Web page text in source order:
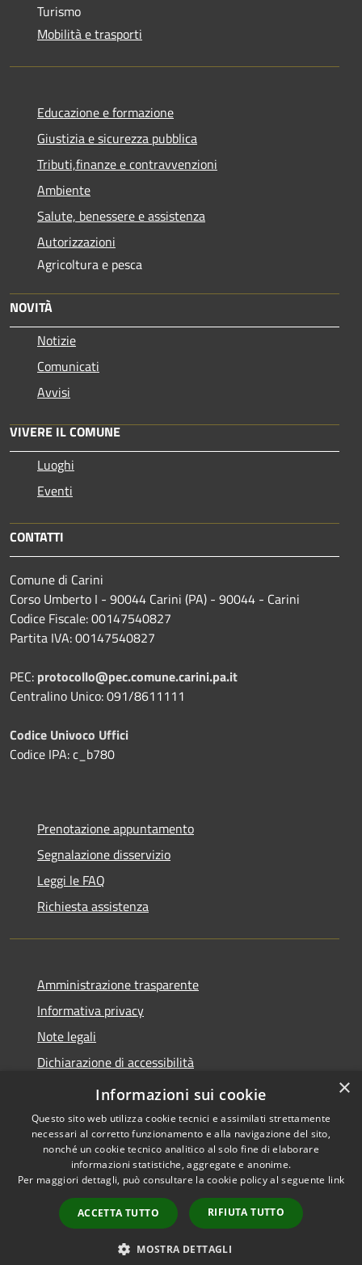
Turismo
Mobilità e trasporti
Educazione e formazione
Giustizia e sicurezza pubblica
Tributi,finanze e contravvenzioni
Ambiente
Salute, benessere e assistenza
Autorizzazioni
Agricoltura e pesca
NOVITÀ
Notizie
Comunicati
Avvisi
VIVERE IL COMUNE
Luoghi
Eventi
CONTATTI
Comune di Carini
Corso Umberto I - 90044 Carini (PA) - 90044 - Carini
Codice Fiscale: 00147540827
Partita IVA: 00147540827
PEC: protocollo@pec.comune.carini.pa.it
Centralino Unico: 091/8611111
Codice Univoco Uffici
Codice IPA: c_b780
Prenotazione appuntamento
Segnalazione disservizio
Leggi le FAQ
Richiesta assistenza
Amministrazione trasparente
Informativa privacy
Note legali
Dichiarazione di accessibilità
Privacy e protezione dei dati
Accessibilità
Copyright © 2026 • Comune di
Carini • Powered by
Municipium•
Accesso
redazione
×
Informazioni sui cookie
Questo sito web utilizza cookie tecnici e assimilati strettamente
necessari al corretto funzionamento e alla navigazione del sito,
nonché un cookie tecnico analitico al solo fine di elaborare
informazioni statistiche, aggregate e anonime.
Per maggiori dettagli, può consultare la cookie policy al seguente link
ACCETTA TUTTO RIFIUTA TUTTO
MOSTRA DETTAGLI